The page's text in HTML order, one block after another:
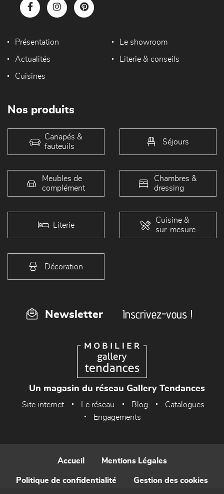
Présentation Le showroom
Actualités Literie & conseils
Cuisines
Nos produits
Canapés &
fauteuils
Séjours
Meubles de
complément
Chambres &
dressing
Literie
Cuisine &
sur-mesure
Décoration
Newsletter Inscrivez-vous !
Un magasin du réseau Gallery Tendances
Site internet Le réseau Blog
Catalogues
Engagements
Accueil Mentions Légales
Politique de confidentialité Gestion des cookies